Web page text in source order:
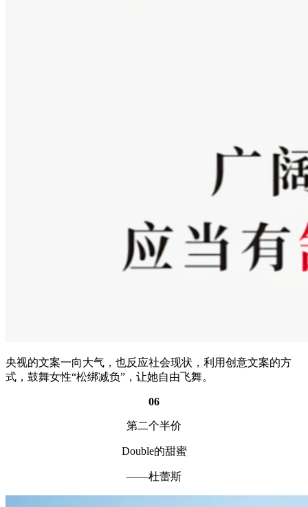
央视的文案一向大气，也反应社会现状，利用创意文案的方
式，鼓舞女性“松绑减负”，让她自由飞舞。
06
第二个半价
Double的甜蜜
——杜蕾斯